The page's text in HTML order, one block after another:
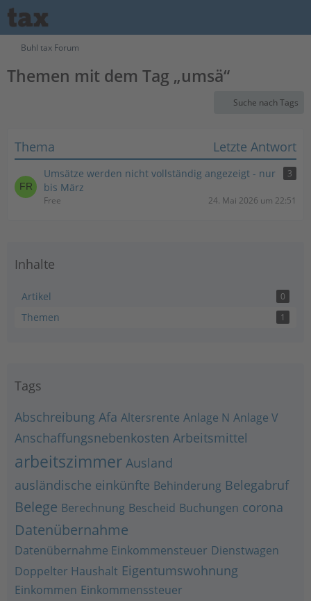
Buhl tax Forum
Themen mit dem Tag „umsä“
Suche nach Tags
Thema Letzte Antwort
Umsätze werden nicht vollständig angezeigt - nur
bis März
3
Free 24. Mai 2026 um 22:51
Inhalte
Artikel 0
Themen 1
Tags
Abschreibung Afa Altersrente Anlage N Anlage V
Anschaffungsnebenkosten Arbeitsmittel
arbeitszimmer Ausland
ausländische einkünfte Behinderung Belegabruf
Belege Berechnung Bescheid Buchungen corona
Datenübernahme
Datenübernahme Einkommensteuer Dienstwagen
Doppelter Haushalt Eigentumswohnung
Einkommen Einkommenssteuer